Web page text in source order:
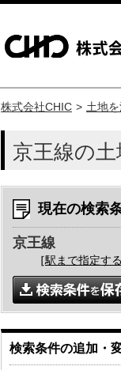
株式会社CHIC 土地
京王線の土
現在の検索
京王線
［駅まで指定する
検索条件の追加・